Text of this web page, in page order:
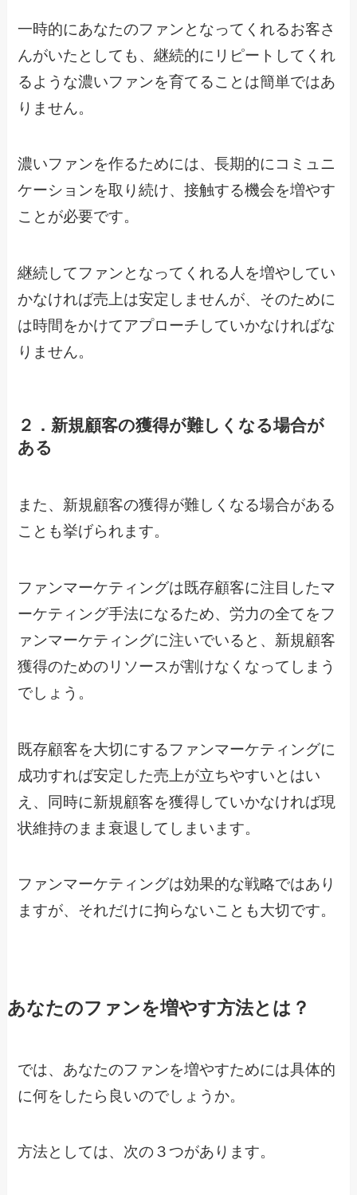
一時的にあなたのファンとなってくれるお客さ
んがいたとしても、継続的にリピートしてくれ
るような濃いファンを育てることは簡単ではあ
りません。
濃いファンを作るためには、長期的にコミュニ
ケーションを取り続け、接触する機会を増やす
ことが必要です。
継続してファンとなってくれる人を増やしてい
かなければ売上は安定しませんが、そのために
は時間をかけてアプローチしていかなければな
りません。
２．新規顧客の獲得が難しくなる場合が
ある
また、新規顧客の獲得が難しくなる場合がある
ことも挙げられます。
ファンマーケティングは既存顧客に注目したマ
ーケティング手法になるため、労力の全てをフ
ァンマーケティングに注いでいると、新規顧客
獲得のためのリソースが割けなくなってしまう
でしょう。
既存顧客を大切にするファンマーケティングに
成功すれば安定した売上が立ちやすいとはい
え、同時に新規顧客を獲得していかなければ現
状維持のまま衰退してしまいます。
ファンマーケティングは効果的な戦略ではあり
ますが、それだけに拘らないことも大切です。
あなたのファンを増やす方法とは？
では、あなたのファンを増やすためには具体的
に何をしたら良いのでしょうか。
方法としては、次の３つがあります。